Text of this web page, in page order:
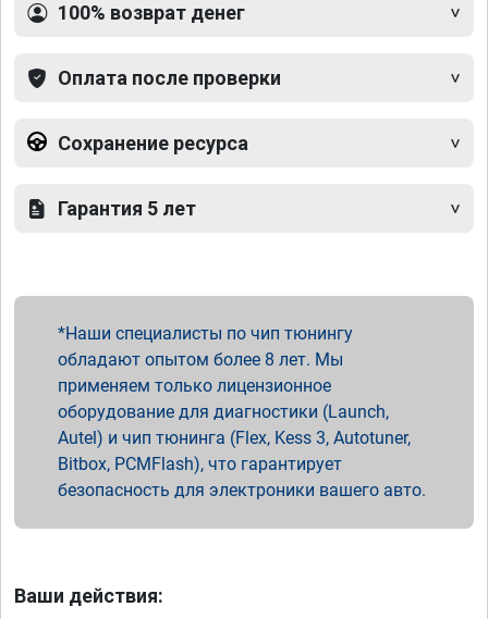
100% возврат денег
Оплата после проверки
Сохранение ресурса
Гарантия 5 лет
Наши специалисты по чип тюнингу
обладают опытом более 8 лет. Мы
применяем только лицензионное
оборудование для диагностики (Launch,
Autel) и чип тюнинга (Flex, Kess 3, Autotuner,
Bitbox, PCMFlash), что гарантирует
безопасность для электроники вашего авто.
Ваши действия: